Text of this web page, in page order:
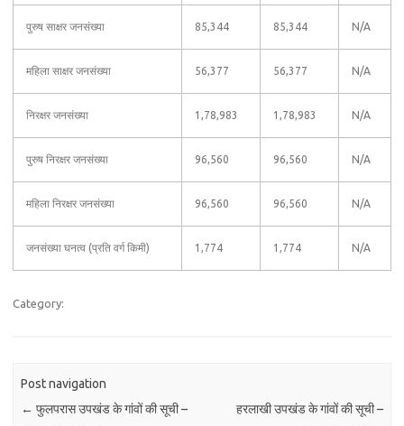
पुरुष साक्षर जनसंख्या 85,344 85,344 N/A
महिला साक्षर जनसंख्या 56,377 56,377 N/A
निरक्षर जनसंख्या 1,78,983 1,78,983 N/A
पुरुष निरक्षर जनसंख्या 96,560 96,560 N/A
महिला निरक्षर जनसंख्या 96,560 96,560 N/A
जनसंख्या घनत्व (प्रति वर्ग किमी) 1,774 1,774 N/A
Category:
Post navigation
← फुलपरास उपखंड के गांवों की सूची –
हरलाखी उपखंड के गांवों की सूची –